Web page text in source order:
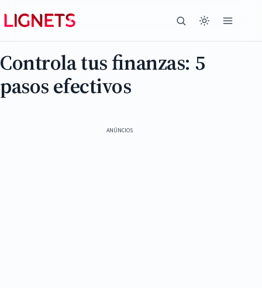
Controla tus finanzas: 5
pasos efectivos
ANÚNCIOS